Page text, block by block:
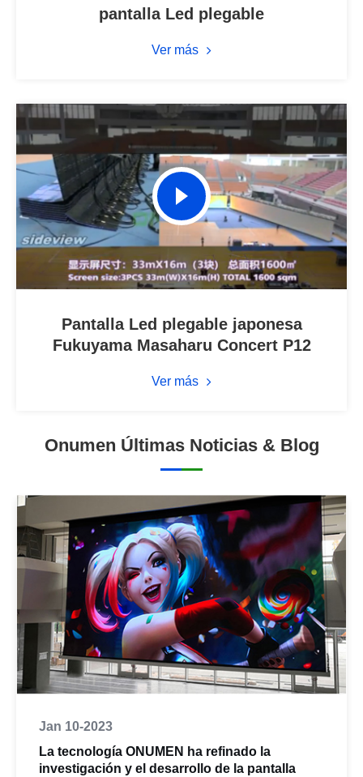
pantalla Led plegable
Ver más
Pantalla Led plegable japonesa
Fukuyama Masaharu Concert P12
Ver más
Onumen Últimas Noticias & Blog
Jan 10-2023
La tecnología ONUMEN ha refinado la
investigación y el desarrollo de la pantalla